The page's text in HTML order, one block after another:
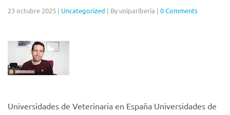
23 octubre 2025 | Uncategorized | By unipariberia | 0 Comments
Universidades de Veterinaria en España Universidades de